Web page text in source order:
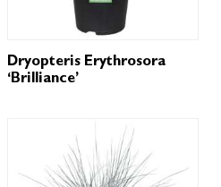
Dryopteris Erythrosora
‘Brilliance’